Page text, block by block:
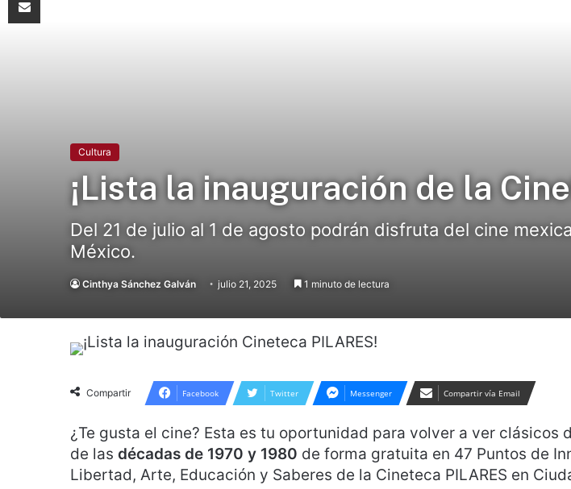
Cultura
¡Lista la inauguración de la
Del 21 de julio al 1 de agosto podrán disfruta del cine
México.
Cinthya Sánchez Galván julio 21, 2025 1 minuto de lectura
Compartir Facebook Twitter Messenger Compartir vía Email
¿Te gusta el cine? Esta es tu oportunidad para volver a ver clásicos
de las décadas de 1970 y 1980 de forma gratuita en 47 Puntos de
Libertad, Arte, Educación y Saberes de la Cineteca PILARES en